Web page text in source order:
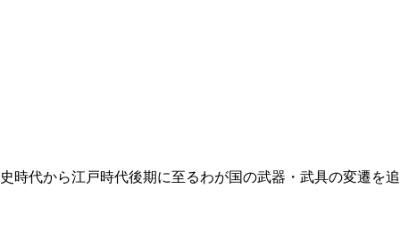
時代から江戸時代後期に至るわが国の武器・武具の変遷を